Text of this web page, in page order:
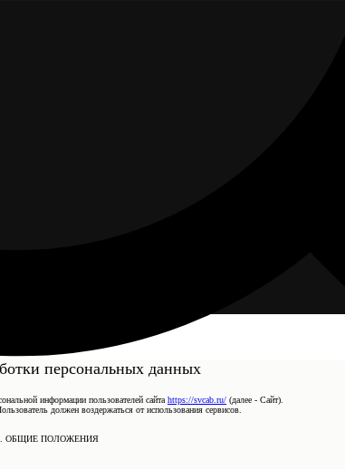
персональных данных
информации пользователей сайта https://svcab.ru/ (далее - Сайт).
должен воздержаться от использования сервисов.
ОБЩИЕ ПОЛОЖЕНИЯ